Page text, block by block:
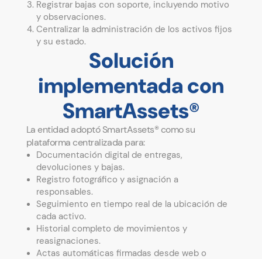
Registrar bajas con soporte, incluyendo motivo
y observaciones.
Centralizar la administración de los activos fijos
y su estado.
Solución
implementada con
SmartAssets®
La entidad adoptó SmartAssets® como su
plataforma centralizada para:
Documentación digital de entregas,
devoluciones y bajas.
Registro fotográfico y asignación a
responsables.
Seguimiento en tiempo real de la ubicación de
cada activo.
Historial completo de movimientos y
reasignaciones.
Actas automáticas firmadas desde web o